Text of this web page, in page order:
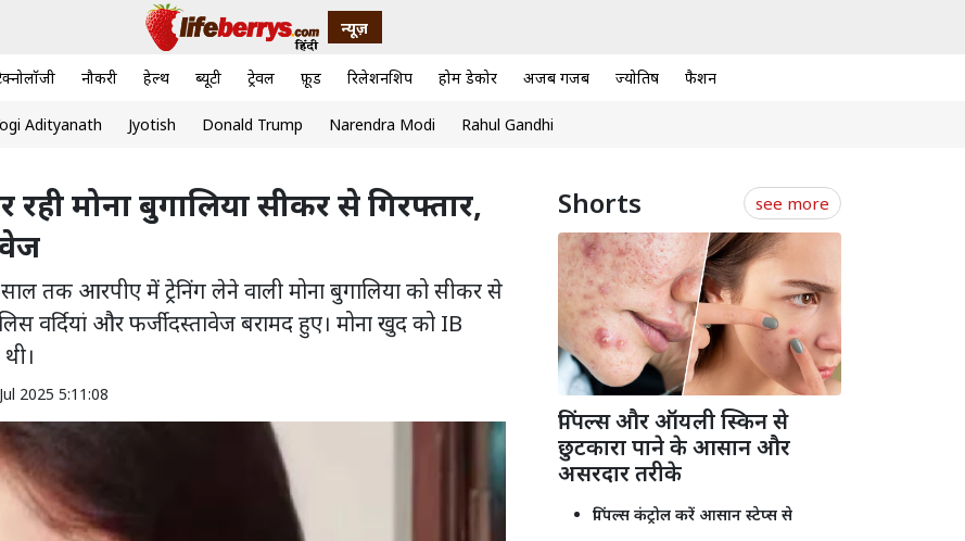
न्यूज़
नौकरी हेल्थ ब्यूटी ट्रेवल फ़ूड रिलेशनशिप होम डेकोर अजब गजब ज्योतिष फैशन
Adityanath Jyotish Donald Trump Narendra Modi Rahul Gandhi
रही मोना बुगालिया सीकर से गिरफ्तार,
तक आरपीए में ट्रेनिंग लेने वाली मोना बुगालिया को सीकर से
वर्दियां और फर्जी दस्तावेज बरामद हुए। मोना खुद को IB
2025 5:11:08
Shorts see more
पिंपल्स और ऑयली स्किन से
छुटकारा पाने के आसान और
असरदार तरीके
पिंपल्स कंट्रोल करें आसान स्टेप्स से